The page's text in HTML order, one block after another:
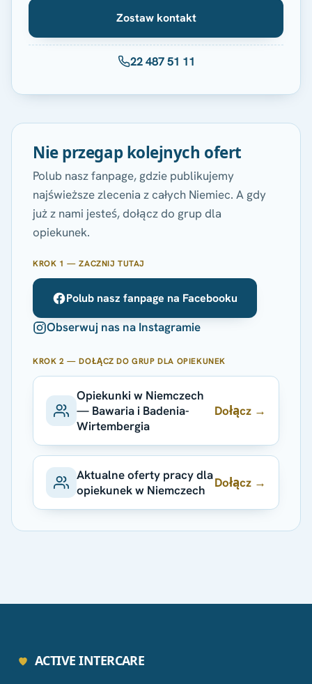
Zostaw kontakt
22 487 51 11
Nie przegap kolejnych ofert
Polub nasz fanpage, gdzie publikujemy
najświeższe zlecenia z całych Niemiec. A gdy
już z nami jesteś, dołącz do grup dla
opiekunek.
KROK 1 — ZACZNIJ TUTAJ
Polub nasz fanpage na Facebooku
Obserwuj nas na Instagramie
KROK 2 — DOŁĄCZ DO GRUP DLA OPIEKUNEK
Opiekunki w Niemczech
— Bawaria i Badenia-
Wirtembergia
Dołącz →
Aktualne oferty pracy dla
opiekunek w Niemczech
Dołącz →
ACTIVE INTERCARE